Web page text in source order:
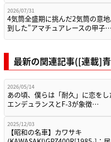
2026/07/31
4気筒全盛期に挑んだ2気筒の意
到した”アマチュアレースの甲子…
最新の関連記事([連載]
2026/05/14
あの頃、僕らは「耐久」に恋をし
エンデュランスとF-3が象徴…
2025/12/03
【昭和の名車】カワサキ